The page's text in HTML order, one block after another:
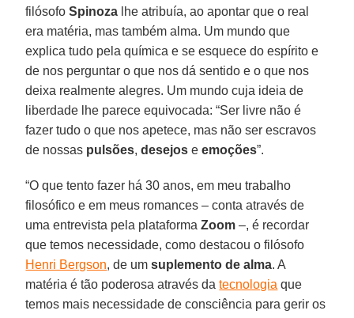
filósofoSpinoza lhe atribuía, ao apontar que o real
era matéria, mas também alma. Um mundo que
explica tudo pela química e se esquece do espírito e
de nos perguntar o que nos dá sentido e o que nos
deixa realmente alegres. Um mundo cuja ideia de
liberdade lhe parece equivocada: “Ser livre não é
fazer tudo o que nos apetece, mas não ser escravos
de nossas pulsões,desejos eemoções”.
“O que tento fazer há 30 anos, em meu trabalho
filosófico e em meus romances – conta através de
uma entrevista pela plataformaZoom –, é recordar
que temos necessidade, como destacou o filósofo
Henri Bergson, de umsuplemento de alma. A
matéria é tão poderosa através datecnologia que
temos mais necessidade de consciência para gerir os